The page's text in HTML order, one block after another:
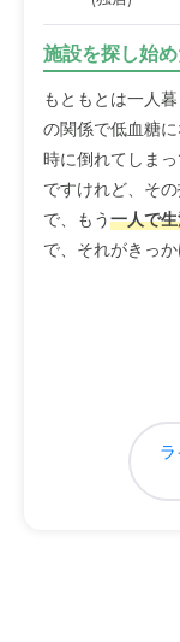
施設を探し始
もともとは一人
の関係で低血糖
時に倒れてしま
ですけれど、そ
で、もう一人で
で、それがきっ